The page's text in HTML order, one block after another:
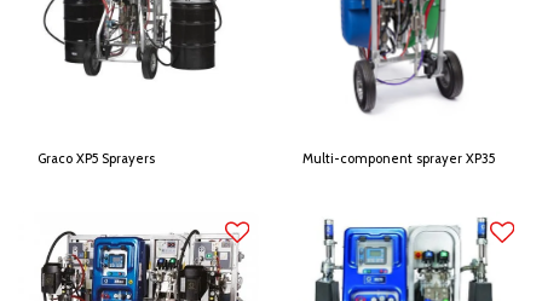
Graco XP5 Sprayers Multi-component sprayer XP35